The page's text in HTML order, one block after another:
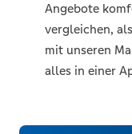
Angebote
vergleichen,
mit unseren
alles in einer